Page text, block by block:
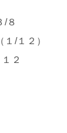
/８
１/１２）
２